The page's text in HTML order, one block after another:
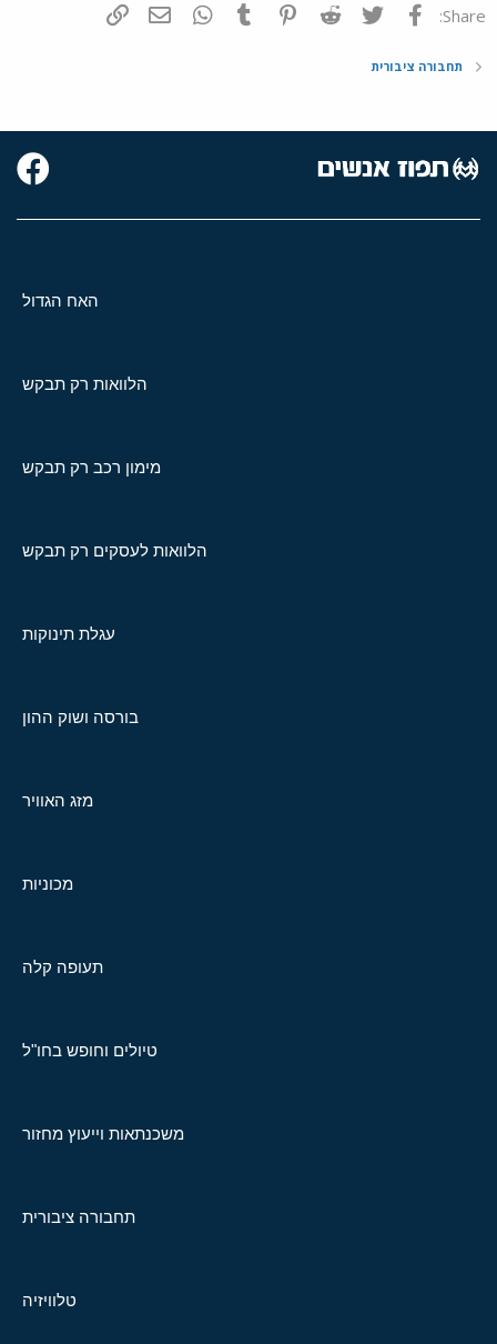
Share: פייסבוק Twitter
Reddit
Pinterest
Tumblr
WhatsAppדואר אלקטרוני
תחבורה ציבורית
האח הגדול
הלוואות רק תבקש
מימון רכב רק תבקש
הלוואות לעסקים רק תבקש
עגלת תינוקות
בורסה ושוק ההון
מזג האוויר
מכוניות
תעופה קלה
טיולים וחופש בחו"ל
משכנתאות וייעוץ מחזור
תחבורה ציבורית
טלוויזיה